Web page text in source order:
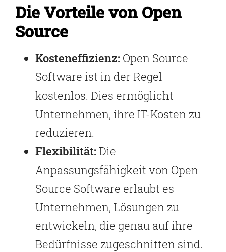
Die Vorteile von Open
Source
Kosteneffizienz: Open Source
Software ist in der Regel
kostenlos. Dies ermöglicht
Unternehmen, ihre IT-Kosten zu
reduzieren.
Flexibilität: Die
Anpassungsfähigkeit von Open
Source Software erlaubt es
Unternehmen, Lösungen zu
entwickeln, die genau auf ihre
Bedürfnisse zugeschnitten sind.